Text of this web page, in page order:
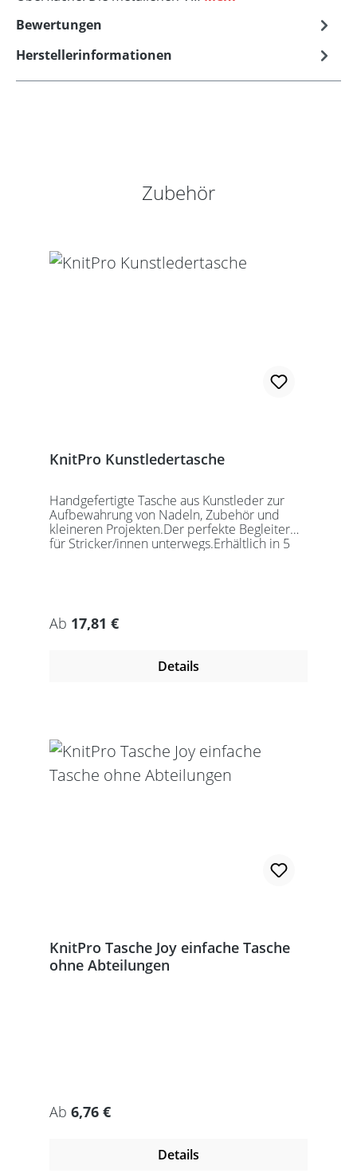
Bewertungen
Herstellerinformationen
Produktgalerie überspringen
Zubehör
KnitPro Kunstledertasche
Handgefertigte Tasche aus Kunstleder zur
Aufbewahrung von Nadeln, Zubehör und
kleineren Projekten.Der perfekte Begleiter
für Stricker/innen unterwegs.Erhältlich in 5
Regulärer Preis:
Ab 17,81 €
Details
KnitPro Tasche Joy einfache Tasche
ohne Abteilungen
Regulärer Preis:
Ab 6,76 €
Details